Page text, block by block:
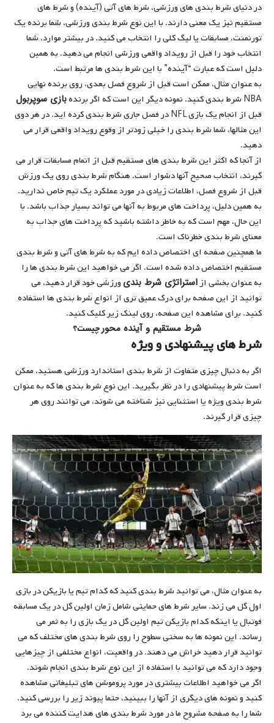
در دنیای شرط بندی های ورزشی، شرط های آتی (آینده) و شرط های
مستقیم نیز یک معنی دارند. با این نوع شرط بندی ورزشی، شما برنده یک
تورنمنت، مسابقات یا لیگ کلی را انتخاب می کنید. در بیشتر موارد، شما
انتخاب خود را قبل از رویداد واقعی ورزشی انجام می دهید. به همین
دلیل است که عبارت “آینده” با این شرط بندی ها مرتبط است.
به عنوان مثال، ممکن است قبل از شروع فصل بعدی، روی برنده نهایی
NBA شرط بندی کنید. نمونه دیگر این است که اگر برنده
بازی سوپربول
قبل از انجام یک بازی NFL در فصل جاری شرط بندی کرده اید. در هر دوی
این مثالها، شما شرط بندی را خیلی زودتر از وقوع رویداد واقعی قرار می
دهید.
از آنجا که اکثر این شرط بندی های مستقیم قبل از اتمام مسابقات قرار می
گیرند، انتخاب صحیح آنها دشوار است. هنگام شرط بندی روی یک ورزش
قبل از شروع فصل، اطلاعات زیادی در مورد عملکرد یک تیم خاص ندارید.
به همین دلیل، پرداخت های مربوط به آنها می تواند بسیار جذاب باشد. با
این حال، مهم است که به خاطر داشته باشید که پرداخت های جذاب به
معنای شرط بندی خطرناک است.
ما همچنین صفحه ای اختصاص داده ایم که به شرط های آتی و شرط بندی
مستقیم اختصاص داده شده است. اگر می خواهید این شرط بندی ها را
به عنوان بخشی ازاستراتژی شرط بندی ورزشی خود قرار دهید، می
توانید از این صفحه برای درک عمیق تری از انواع شرط بندی ها استفاده
کنید. برای مشاهده این صفحه، روی لینک زیر کلیک کنید.
شرط مستقیم و آینده محورچیست؟
شرط های پیشنهادی و ویژه
اگر به دنبال چیزی متفاوت از شرط بندی استاندارد ورزشی هستید، ممکن
است شرط پیشنهادی را در نظر بگیرید. این نوع شرط بندی ها که به عنوان
شرط بندی ویژه یا استثنایی نیز شناخته می شوند، می توانند روی هر
چیزی قرار گیرند.
به عنوان مثال، می توانید شرط بندی کنید که کدام تیم یا بازیکن در بازی
اول گل می زند. سایر شرط های حمایتی شامل زمان اولین گل در یک مسابقه
فوتبال یا اینکه کدام بازیکن تیم اولین گل در یک بازی را به ثمر می
رساند. این نمونه ها به سختی سطوح را روی شرط بندی های مختلف که می
توانید قرار دهید خراش می دهند. در واقعیت، انواع مختلفی از چیزهایی
وجود دارد که می توانید با استفاده از این نوع شرط بندی انجام شوند.
اگر می خواهید اطلاعات بیشتری در مورد پروموشن های تبلیغاتی مشاهده
کنید و نمونه های دیگری از آنها را ببینید، حتما پیوند زیر را بررسی کنید.
شما را به صفحه مشروح ما در مورد شرط بندی های هدایت کننده می برد